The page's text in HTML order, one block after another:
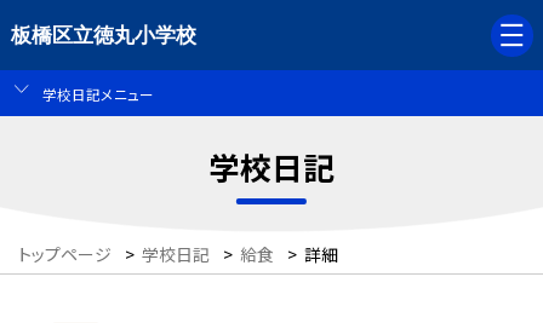
板橋区立徳丸小学校
学校日記メニュー
学校日記
トップページ > 学校日記 > 給食 > 詳細